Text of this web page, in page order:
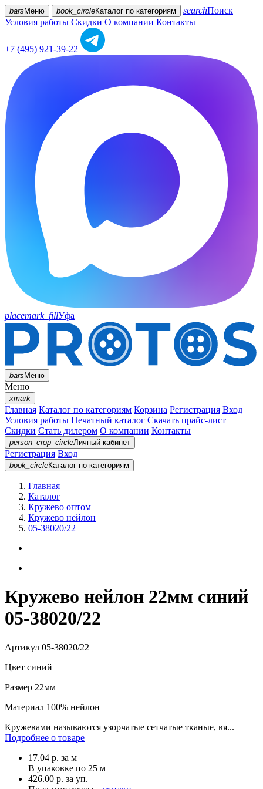
bars Меню book_circleКаталог по категориям searchПоиск
Условия работы Скидки О компании Контакты
+7 (495) 921-39-22
placemark_fillУфа
barsМеню
Меню
xmark
Главная Каталог по категориям Корзина Регистрация Вход
Условия работы Печатный каталог Скачать прайс-лист
Скидки Стать дилером О компании Контакты
person_crop_circleЛичный кабинет
Регистрация Вход
book_circleКаталог по категориям
Главная
Каталог
Кружево оптом
Кружево нейлон
05-38020/22
Кружево нейлон 22мм синий
05-38020/22
Артикул 05-38020/22
Цвет синий
Размер 22мм
Материал 100% нейлон
Кружевами называются узорчатые сетчатые тканые, вя...
Подробнее о товаре
17.04 р. за м
В упаковке по 25 м
426.00 р. за уп.